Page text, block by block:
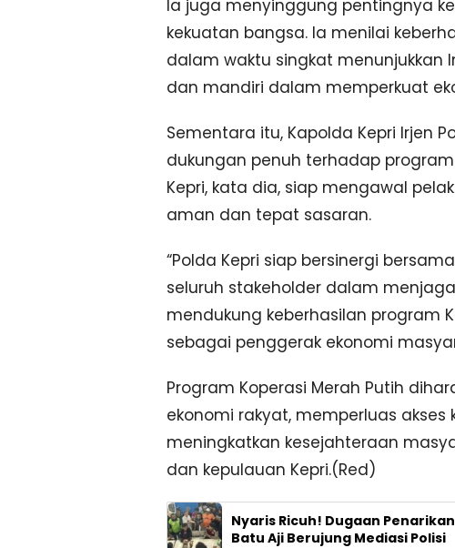
Ia juga menyinggung pentingnya
kekuatan bangsa. Ia menilai
dalam waktu singkat menunjukkan
dan mandiri dalam memperkuat
Sementara itu, Kapolda Kepri Irjen
dukungan penuh terhadap
Kepri, kata dia, siap mengawal
aman dan tepat sasaran.
“Polda Kepri siap bersinergi
seluruh stakeholder dalam
mendukung keberhasilan program
sebagai penggerak ekonomi
Program Koperasi Merah Putih
ekonomi rakyat, memperluas akses
meningkatkan kesejahteraan
dan kepulauan Kepri.(Red)
Nyaris Ricuh! Dugaan
Batu Aji Berujung Mediasi Polisi